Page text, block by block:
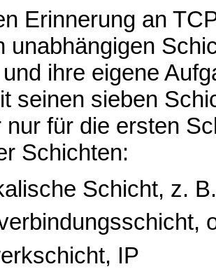
Erinnerung an
unabhängigen
ihre eigene
seinen sieben
nur für die ersten
Schichten:
Schicht, z.
IP